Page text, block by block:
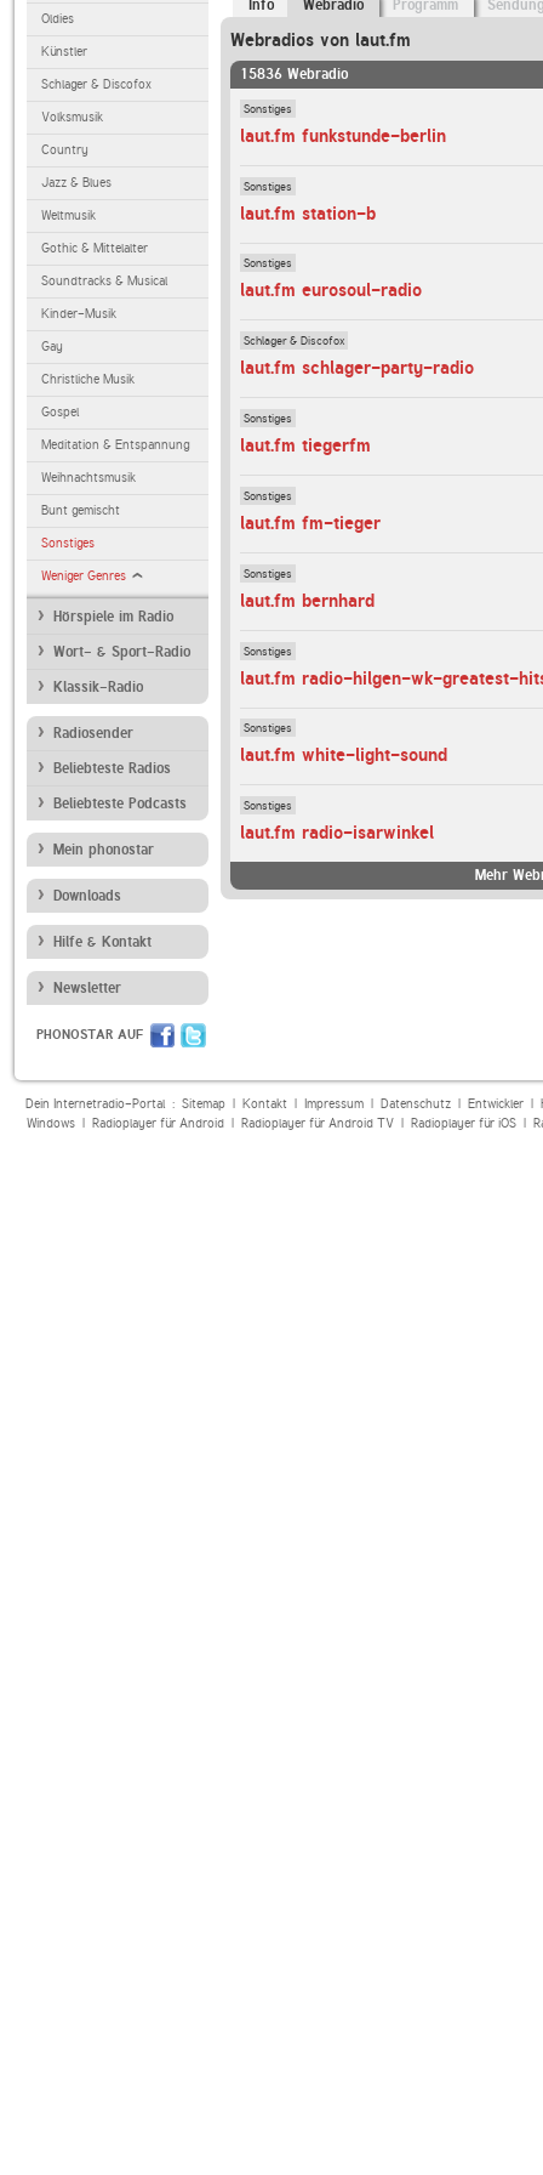
Oldies
Künstler
Schlager & Discofox
Volksmusik
Country
Jazz & Blues
Weltmusik
Gothic & Mittelalter
Soundtracks & Musical
Kinder-Musik
Gay
Christliche Musik
Gospel
Meditation & Entspannung
Weihnachtsmusik
Bunt gemischt
Sonstiges
Weniger Genres
Hörspiele im Radio
Wort- & Sport-Radio
Klassik-Radio
Radiosender
Beliebteste Radios
Beliebteste Podcasts
Mein phonostar
Downloads
Hilfe & Kontakt
Newsletter
PHONOSTAR AUF
Info Webradio Programm
Webradios von laut.fm
15836 Webradio
Sonstiges
laut.fm funkstunde-berlin
Sonstiges
laut.fm station-b
Sonstiges
laut.fm eurosoul-radio
Schlager & Discofox
laut.fm schlager-party-radio
Sonstiges
laut.fm tiegerfm
Sonstiges
laut.fm fm-tieger
Sonstiges
laut.fm bernhard
Sonstiges
laut.fm radio-hilgen-wk-greatest-
Sonstiges
laut.fm white-light-sound
Sonstiges
laut.fm radio-isarwinkel
Mehr
Dein Internetradio-Portal : Sitemap| Kontakt| Impressum| Datenschutz| Entwickler|
Windows| Radioplayer für Android| Radioplayer für Android TV| Radioplayer für iOS|